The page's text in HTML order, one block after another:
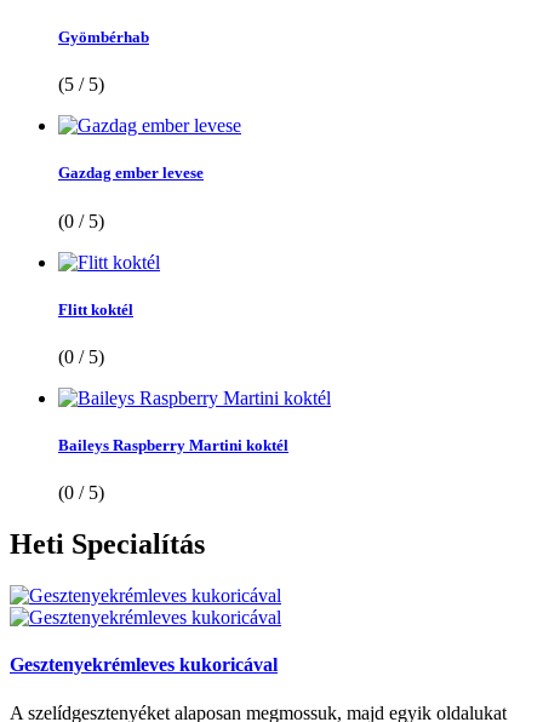
Gyömbérhab
(5 / 5)
Gazdag ember levese
(0 / 5)
Flitt koktél
(0 / 5)
Baileys Raspberry Martini koktél
(0 / 5)
Heti Specialítás
Gesztenyekrémleves kukoricával
A szelídgesztenyéket alaposan megmossuk, majd egyik oldalukat